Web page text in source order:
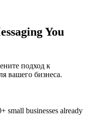
You
подход к
вашего бизнеса.
small businesses already